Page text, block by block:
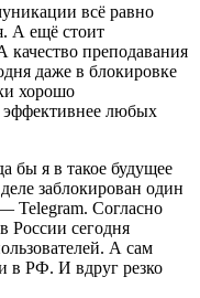
всё равно
А ещё стоит
преподавания
даже в блокировке
хорошо
эффективнее любых
бы я в такое будущее
заблокирован один
Telegram. Согласно
России сегодня
А сам
в РФ. И вдруг резко